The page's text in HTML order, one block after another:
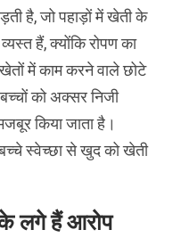
है, जो पहाड़ों में खेती के
हैं, क्योंकि रोपण का
खेतों में काम करने वाले छोटे
को अक्सर निजी
किया जाता है।
बच्चे स्वेच्छा से खुद को खेती
के लगे हैं आरोप